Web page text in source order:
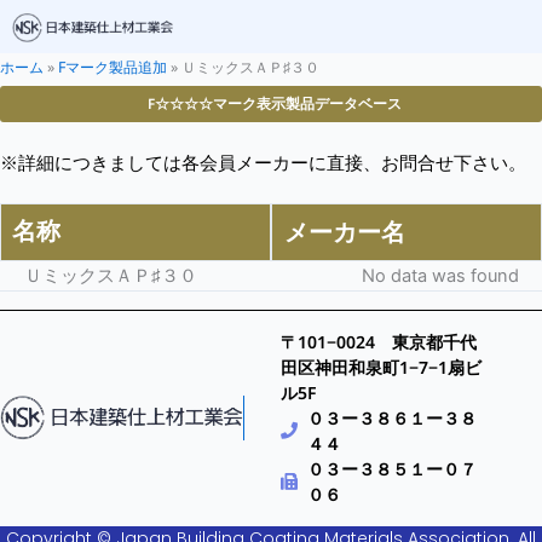
ホーム » Fマーク製品追加 » ＵミックスＡＰ♯３０
F☆☆☆☆マーク表示製品データベース
※詳細につきましては各会員メーカーに直接、お問合せ下さい。
名称 メーカー名
ＵミックスＡＰ♯３０ No data was found
〒101−0024 東京都千代
田区神田和泉町1−7−1扇ビ
ル5F
０３ー３８６１ー３８
４４
０３ー３８５１ー０７
０６